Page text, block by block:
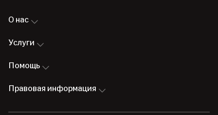
О нас
Услуги
Помощь
Правовая информация